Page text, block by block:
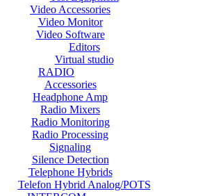
Video Accessories
Video Monitor
Video Software
Editors
Virtual studio
RADIO
Accessories
Headphone Amp
Radio Mixers
Radio Monitoring
Radio Processing
Signaling
Silence Detection
Telephone Hybrids
Telefon Hybrid Analog/POTS